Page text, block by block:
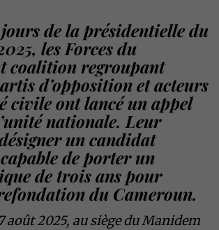
de la présidentielle du
les Forces du
coalition regroupant
d’opposition et acteurs
civile ont lancé un appel
nationale. Leur
un candidat
de porter un
de trois ans pour
du Cameroun.
août 2025, au siège du Manidem